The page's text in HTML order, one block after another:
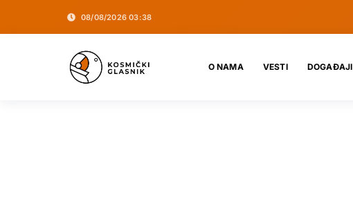
08/08/2026 03:38
O NAMA VESTI DOGAĐAJI